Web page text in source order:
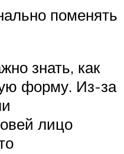
поменять
знать, как
форму. Из-за
лицо